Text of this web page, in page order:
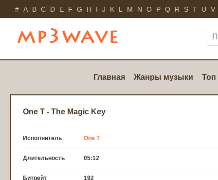
# A B C D E F G H I J K L M N O P Q R S T U V
Главная Жанры музыки Топ
One T - The Magic Key
Исполнитель One T
Длительность 05:12
Битрейт 192